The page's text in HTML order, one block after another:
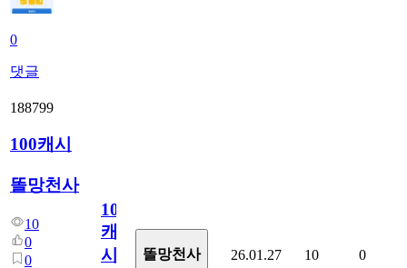
0
댓글
188799
100캐시
똘망천사
10
0
0
100
캐
시
똘망천사 26.01.27 10 0